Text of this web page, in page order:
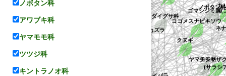
イス
トウダイグサ科
ヤマモモ科
カ
クヌギ
コウシュンカズラ
カシ
ヒロハクサフジ
コゴメスナビ
(ミカン属の不特定種)
(サラシア属の一種(Salacia
ヤブツルアズキ
ョウガ
ツメレンゲ
モクセンナ
ハリビユ
ノボタン科
アワブキ科
ヤマモモ科
ツツジ科
キントラノオ科